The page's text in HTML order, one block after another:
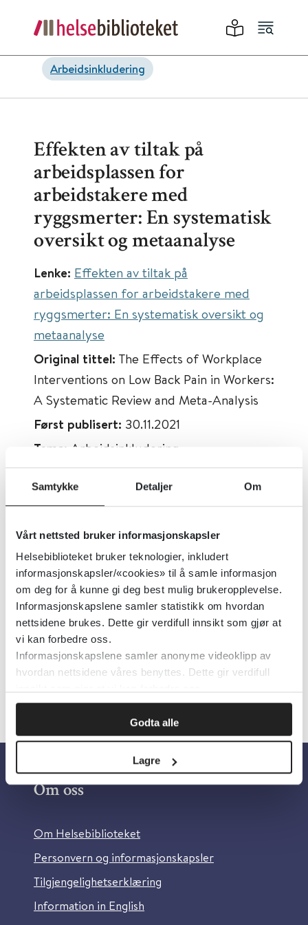
Samtykke Detaljer Om
Vårt nettsted bruker informasjonskapsler
Helsebiblioteket bruker teknologier, inkludert
informasjonskapsler/«cookies» til å samle informasjon
om deg for å kunne gi deg best mulig brukeropplevelse.
Informasjonskapslene samler statistikk om hvordan
nettsidene brukes. Dette gir verdifull innsikt som gjør at
vi kan forbedre oss.
Informasjonskapslene samler anonyme videoklipp av
hvordan nettsidene våres benyttes. Dette gir verdifull
Godta alle
Lagre
Arbeidsinkludering
Effekten av tiltak på
arbeidsplassen for
arbeidstakere med
ryggsmerter: En systematisk
oversikt og metaanalyse
Lenke: Effekten av tiltak på
arbeidsplassen for arbeidstakere med
ryggsmerter: En systematisk oversikt og
metaanalyse
Original tittel: The Effects of Workplace
Interventions on Low Back Pain in Workers:
A Systematic Review and Meta-Analysis
Først publisert: 30.11.2021
Tema: Arbeidsinkludering
Emner:Fysisk helse, Tilbakeføring til
arbeidslivet, Tiltak på arbeidsplassen,
Dokumenttype:Oppsummert forskning
Utgiver:International Journal of
Environmental Research and Public
Health
Språk:Engelsk
Om oss
Om Helsebiblioteket
Personvern og informasjonskapsler
Tilgjengelighetserklæring
Information in English